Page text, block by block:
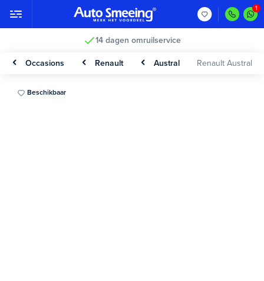
14 dagen omruilservice
Occasions Renault Austral Renault Austral
Beschikbaar